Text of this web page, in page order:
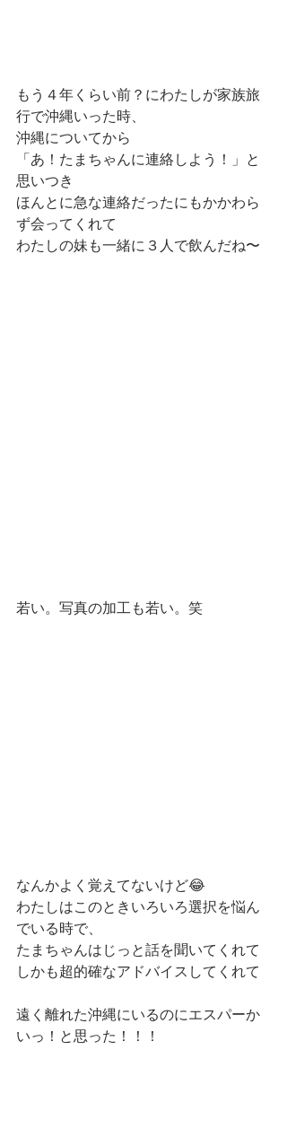
もう４年くらい前？にわたしが家族旅
行で沖縄いった時、
沖縄についてから
「あ！たまちゃんに連絡しよう！」と
思いつき
ほんとに急な連絡だったにもかかわら
ず会ってくれて
わたしの妹も一緒に３人で飲んだね〜
若い。写真の加工も若い。笑
なんかよく覚えてないけど😂
わたしはこのときいろいろ選択を悩ん
でいる時で、
たまちゃんはじっと話を聞いてくれて
しかも超的確なアドバイスしてくれて
遠く離れた沖縄にいるのにエスパーか
いっ！と思った！！！